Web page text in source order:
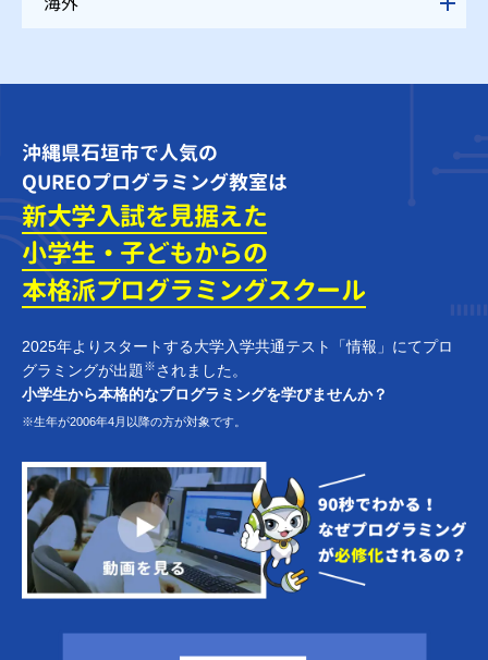
沖縄県石垣市で人気の
QUREOプログラミング教室は
新大学入試を見据えた
小学生・子どもからの
本格派プログラミングスクール
2025年よりスタートする大学入学共通テスト「情報」にてプロ
グラミングが出題※されました。
小学生から本格的なプログラミングを学びませんか？
※生年が2006年4月以降の方が対象です。